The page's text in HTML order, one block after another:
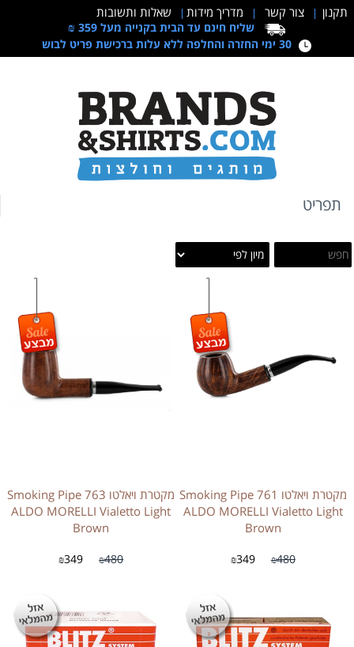
תקנון צור קשר מדריך מידות שאלות ותשובות
שליח חינם עד הבית בקנייה מעל 359 ₪
30 ימי החזרה והחלפה ללא עלות ברכישת פריט לבוש
תפריט
מקטרת ויאלטו 761 Smoking Pipe
ALDO MORELLI Vialetto Light
Brown
₪480
₪349
מקטרת ויאלטו 763 Smoking Pipe
ALDO MORELLI Vialetto Light
Brown
₪480
₪349